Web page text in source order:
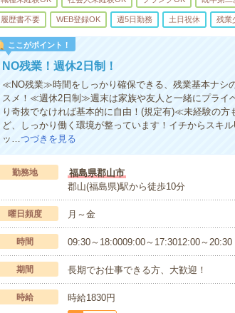
履歴書不要 WEB登録OK 週5日勤務 土日祝休 残業
ここがポイント！
NO残業！週休2日制！
≪NO残業≫時間をしっかり確保できる、残業基本ナシ
スメ！≪週休2日制≫週末は家族や友人と一緒にプラ
り奇抜でなければ基本的に自由！(規定有)≪未経験の
ど、しっかり働く環境が整っています！イチからスキ
ッ…つづきを見る
勤務地
福島県郡山市
郡山(福島県)駅から徒歩10分
曜日頻度 月～金
時間 09:30～18:0009:00～17:3012:00～20:30
期間 長期でお仕事できる方、大歓迎！
時給 時給1830円